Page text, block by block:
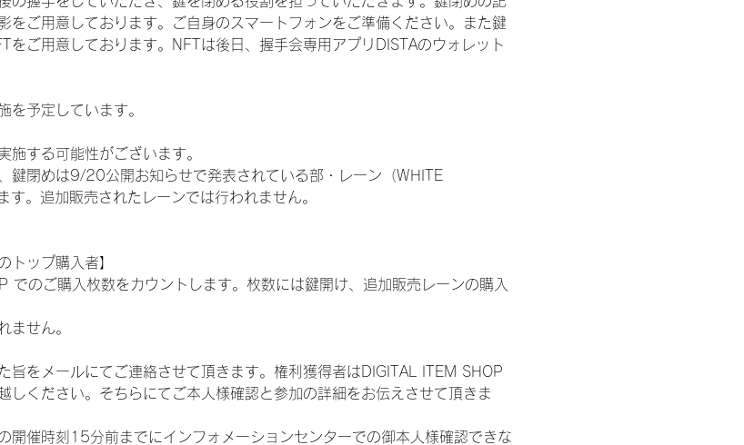
をご用意しております。ご自身のスマートフォンをご準備ください。また鍵
をご用意しております。NFTは後日、握手会専用アプリDISTAのウォレット
を予定しています。
する可能性がございます。
鍵閉めは9/20公開お知らせで発表されている部・レーン（WHITE
。追加販売されたレーンでは行われません。
トップ購入者】
でのご購入枚数をカウントします。枚数には鍵開け、追加販売レーンの購入
ません。
旨をメールにてご連絡させて頂きます。権利獲得者はDIGITAL ITEM SHOP
しください。そちらにてご本人様確認と参加の詳細をお伝えさせて頂きま
開催時刻15分前までにインフォメーションセンターでの御本人様確認できな